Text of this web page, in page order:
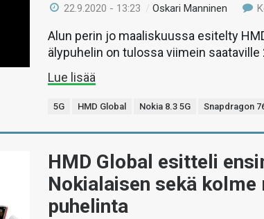
22.9.2020 - 13:23 /Oskari Manninen
Alun perin jo maaliskuussa esitelty
älypuhelin on tulossa viimein saataville
Lue lisää
5G HMD Global Nokia 8.3 5G Snapdragon
HMD Global esitteli
Nokialaisen sekä kolme
puhelinta